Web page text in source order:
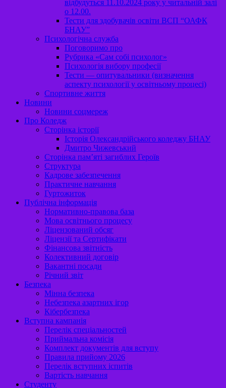
відбудуться 11.10.2024 року у читальній залі
о 12.00.
Тести для здобувачів освіти ВСП “ОАФК
БНАУ”
Психологічна служба
Поговоримо про
Рубрика «Сам собі психолог»
Психологія вибору професії
Тести — опитувальники (визначення
аспекту психології у освітньому процесі)
Спортивне життя
Новини
Новини соцмереж
Про Коледж
Сторінка історії
Історія Олександрійського коледжу БНАУ
Дмитро Чижевський
Сторінка пам’яті загиблих Героїв
Структура
Кадрове забезпечення
Практичне навчання
Гуртожиток
Публічна інформація
Нормативно-правова база
Мова освітнього процесу
Ліцензований обсяг
Ліцензії та Сертифікати
Фінансова звітність
Колективний договір
Вакантні посади
Річний звіт
Безпека
Мінна безпека
Небезпека азартних ігор
Кібербезпека
Вступна кампанія
Перелік спеціальностей
Приймальна комісія
Комплект документів для вступу
Правила прийому 2026
Перелік вступних іспитів
Вартість навчання
Студенту